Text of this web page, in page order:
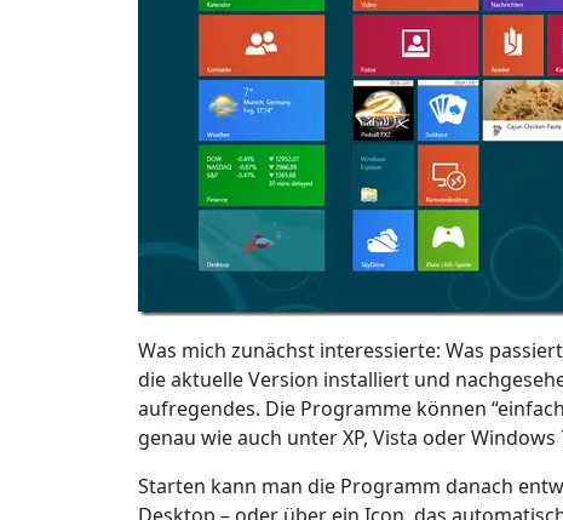
Was mich zunächst interessierte: Was
die aktuelle Version installiert und
aufregendes. Die Programme können
genau wie auch unter XP, Vista oder
Starten kann man die Programm danach